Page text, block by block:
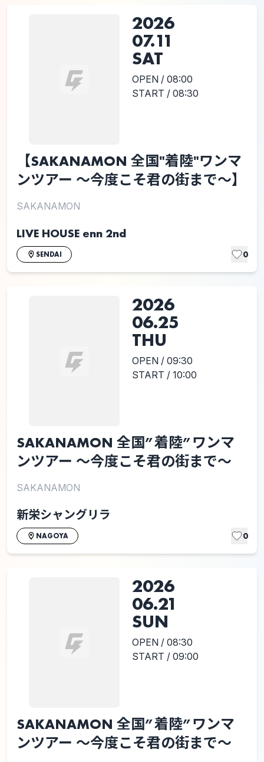
2026
07.11
SAT
OPEN / 08:00
START / 08:30
【SAKANAMON 全国"着陸"ワンマ
ンツアー 〜今度こそ君の街まで〜】
SAKANAMON
LIVE HOUSE enn 2nd
SENDAI 0
2026
06.25
THU
OPEN / 09:30
START / 10:00
SAKANAMON 全国”着陸”ワンマ
ンツアー 〜今度こそ君の街まで〜
SAKANAMON
新栄シャングリラ
NAGOYA 0
2026
06.21
SUN
OPEN / 08:30
START / 09:00
SAKANAMON 全国”着陸”ワンマ
ンツアー 〜今度こそ君の街まで〜